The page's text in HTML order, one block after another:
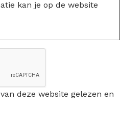
van deze website gelezen en